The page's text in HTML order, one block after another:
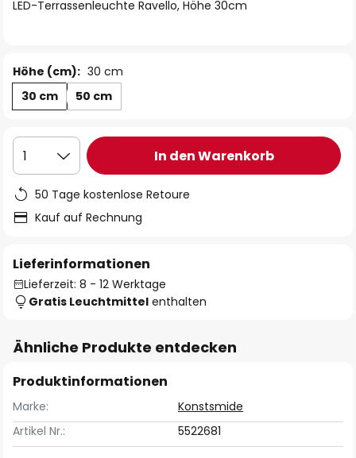
LED-Terrassenleuchte Ravello, Höhe 30cm
Höhe (cm): 30 cm
30 cm
50 cm
1 In den Warenkorb
50 Tage kostenlose Retoure
Kauf auf Rechnung
Lieferinformationen
Lieferzeit: 8 - 12 Werktage
Gratis Leuchtmittel enthalten
Ähnliche Produkte entdecken
Produktinformationen
Marke:
Konstsmide
Artikel Nr.:
5522681